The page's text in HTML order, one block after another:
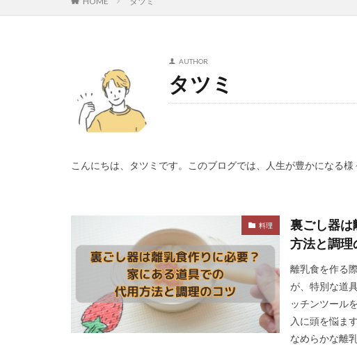
AUTHOR
タツミ
こんにちは、タツミです。このブログでは、人生が豊かになる
料理
裏ごし器は
方法と調理
離乳食を作る
が、特別な道
ッチンツール
入に頭を悩ま
なめらかな離